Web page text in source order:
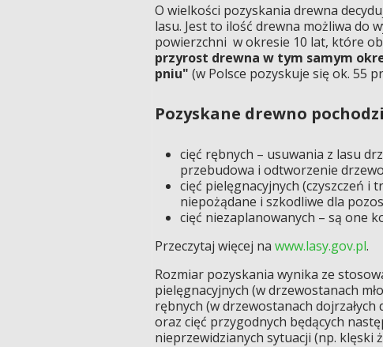
O wielkości pozyskania drewna
lasu. Jest to ilość drewna możliwa do
powierzchni w okresie 10 lat, które
przyrost drewna w tym samym
pniu" (w Polsce pozyskuje się ok. 55
Pozyskane drewno
cięć rębnych – usuwania z lasu
przebudowa i odtworzenie
cięć pielęgnacyjnych (czyszczeń i
niepożądane i szkodliwe dla
cięć niezaplanowanych – są one
Przeczytaj więcej na www.lasy.gov.pl.
Rozmiar pozyskania wynika ze
pielęgnacyjnych (w drzewostanach
rębnych (w drzewostanach dojrzałych
oraz cięć przygodnych będących
nieprzewidzianych sytuacji (np. klęski